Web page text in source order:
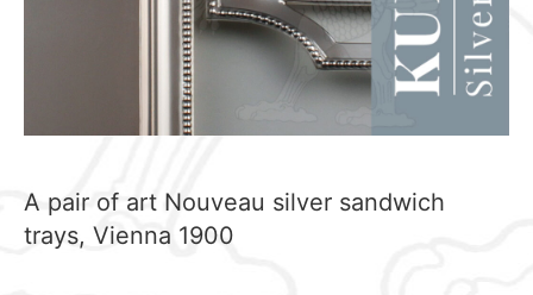
A pair of art Nouveau silver sandwich
trays, Vienna 1900